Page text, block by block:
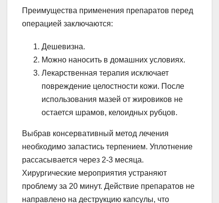
Преимущества применения препаратов перед
операцией заключаются:
Дешевизна.
Можно наносить в домашних условиях.
Лекарственная терапия исключает
повреждение целостности кожи. После
использования мазей от жировиков не
остается шрамов, келоидных рубцов.
Выбрав консервативный метод лечения
необходимо запастись терпением. Уплотнение
рассасывается через 2-3 месяца.
Хирургические мероприятия устраняют
проблему за 20 минут. Действие препаратов не
направлено на деструкцию капсулы, что